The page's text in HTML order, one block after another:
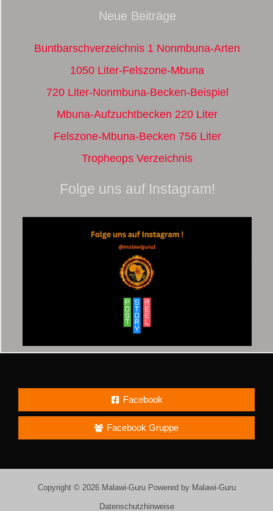
Neue Beiträge
Buntbarschverzeichnis 1 Nonmbuna-Arten
1050 Liter-Felszone-Mbuna
720 Liter-Nonmbuna-Becken-Beispiel
Mbuna-Aufzuchtbecken 220 Liter
Felszone-Mbuna-Becken 756 Liter
Tropheops Verzeichnis
Folge uns auf Instagram!
Facebook
Facebook Gruppe
Copyright © 2026 Malawi-Guru Powered by Malawi-Guru
Datenschutzhinweise